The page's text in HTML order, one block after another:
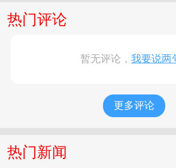
热门评论
暂无评论， 我要说两
更多评论
热门新闻